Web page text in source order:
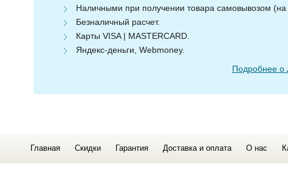
Наличными при получении товара самовывозом (на
Безналичный расчет.
Карты VISA | MASTERCARD.
Яндекс-деньги, Webmoney.
Подробнее о
Главная Скидки Гарантия Доставка и оплата О нас